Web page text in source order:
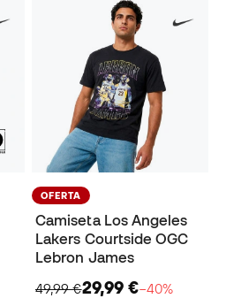
OFERTA
Camiseta Los Angeles
Lakers Courtside OGC
Lebron James
49,99 €29,99 €−40%